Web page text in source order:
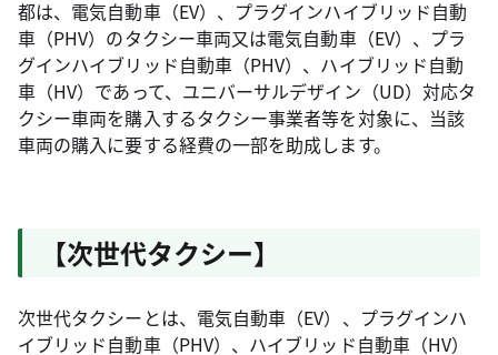
都は、電気自動車（EV）、プラグインハイブリッド自動
車（PHV）のタクシー車両又は電気自動車（EV）、プラ
グインハイブリッド自動車（PHV）、ハイブリッド自動
車（HV）であって、ユニバーサルデザイン（UD）対応タ
クシー車両を購入するタクシー事業者等を対象に、当該
車両の購入に要する経費の一部を助成します。
【次世代タクシー】
次世代タクシーとは、電気自動車（EV）、プラグインハ
イブリッド自動車（PHV）、ハイブリッド自動車（HV）